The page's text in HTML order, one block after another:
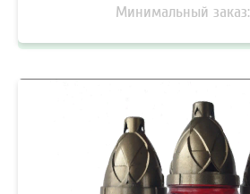
Минимальный заказ: